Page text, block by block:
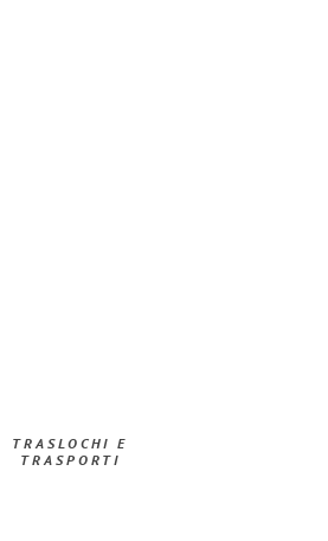
TRASLOCHI E
TRASPORTI​